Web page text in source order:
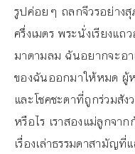
รูปค่อยๆ ถลกจีวรอย่าง
ครึ่งเมตร พระนั่งเรียงแ
มาตามลม ฉันอยากจะอา
ของฉันออกมาให้หมด ผู้
และโชคชะตาที่ถูกร่วมสั
หรือไร เราสองแม่ลูกจา
เรื่องเล่าธรรมดาสามัญ